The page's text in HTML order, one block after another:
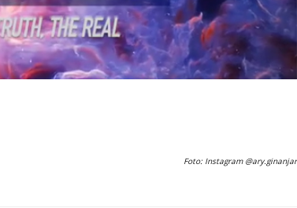
Foto: Instagram @ary.ginanjar